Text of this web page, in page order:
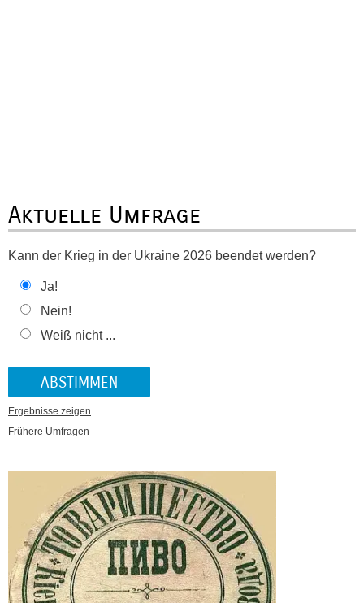
Aktuelle Umfrage
Kann der Krieg in der Ukraine 2026 beendet werden?
Ja!
Nein!
Weiß nicht ...
Ergebnisse zeigen
Frühere Umfragen